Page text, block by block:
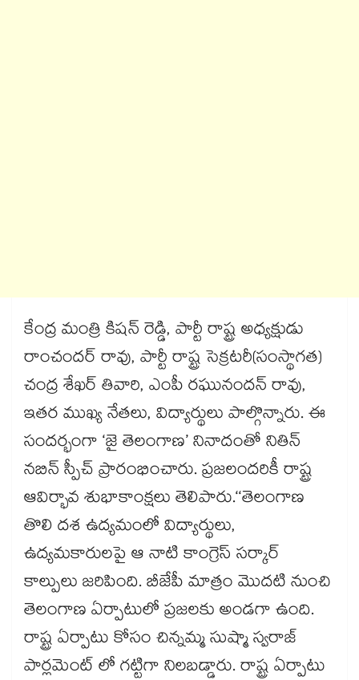
కేంద్ర మంత్రి కిషన్ రెడ్డి, పార్టీ రాష్ట్ర అధ్యక్షుడు
రాంచందర్ రావు, పార్టీ రాష్ట్ర సెక్రటరీ(సంస్థాగత)
చంద్ర శేఖర్ తివారి, ఎంపీ రఘునందన్ రావు,
ఇతర ముఖ్య నేతలు, విద్యార్థులు పాల్గొన్నారు. ఈ
సందర్భంగా ‘జై తెలంగాణ’ నినాదంతో నితిన్
నబిన్ స్పీచ్ ప్రారంభించారు. ప్రజలందరికీ రాష్ట్ర
ఆవిర్భావ శుభాకాంక్షలు తెలిపారు.‘‘తెలంగాణ
తొలి దశ ఉద్యమంలో విద్యార్థులు,
ఉద్యమకారులపై ఆ నాటి కాంగ్రెస్ సర్కార్
కాల్పులు జరిపింది. బీజేపీ మాత్రం మొదటి నుంచి
తెలంగాణ ఏర్పాటులో ప్రజలకు అండగా ఉంది.
రాష్ట్ర ఏర్పాటు కోసం చిన్నమ్మ సుష్మా స్వరాజ్
పార్లమెంట్ లో గట్టిగా నిలబడ్డారు. రాష్ట్ర ఏర్పాటు